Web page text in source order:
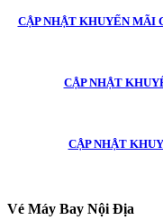
CẬP NHẬT KHUYẾN MÃI
CẬP NHẬT
CẬP NHẬT
Vé Máy Bay Nội Địa